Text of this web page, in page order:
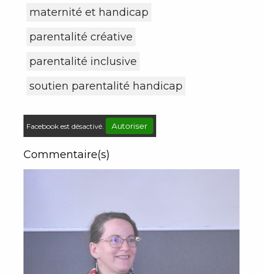
maternité et handicap
parentalité créative
parentalité inclusive
soutien parentalité handicap
Facebook est désactivé. Autoriser
Commentaire(s)